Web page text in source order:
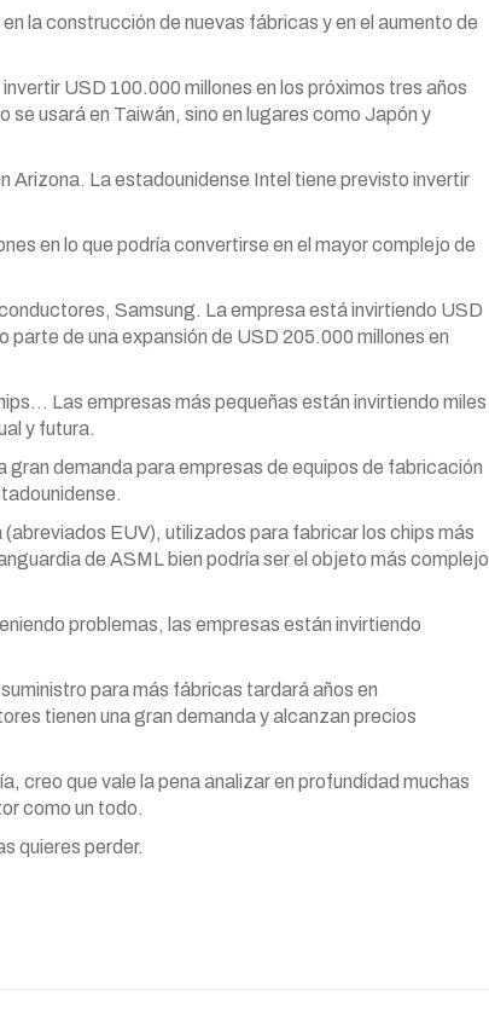
la construcción de nuevas fábricas y en el aumento de
USD 100.000 millones en los próximos tres años
usará en Taiwán, sino en lugares como Japón y
Arizona. La estadounidense Intel tiene previsto invertir
en lo que podría convertirse en el mayor complejo de
Samsung. La empresa está invirtiendo USD
parte de una expansión de USD 205.000 millones en
Las empresas más pequeñas están invirtiendo miles
y futura.
demanda para empresas de equipos de fabricación
EUV), utilizados para fabricar los chips más
de ASML bien podría ser el objeto más complejo
problemas, las empresas están invirtiendo
para más fábricas tardará años en
tienen una gran demanda y alcanzan precios
creo que vale la pena analizar en profundidad muchas
como un todo.
quieres perder.